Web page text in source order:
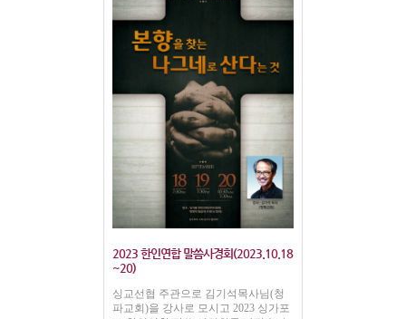
2023 한인연합 말씀사경회(2023.10.18
~20)
싱교선협 주관으로 김기석목사님(청
파교회)을 강사로 모시고 2023 싱가포